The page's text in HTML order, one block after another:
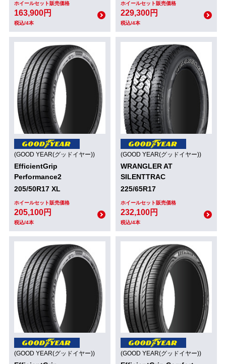
ホイールセット販売価格
163,900円
税込/4本
ホイールセット販売価格
229,300円
税込/4本
(GOOD YEAR(グッドイヤー))
EfficientGrip
Performance2
205/50R17 XL
ホイールセット販売価格
205,100円
税込/4本
(GOOD YEAR(グッドイヤー))
WRANGLER AT
SILENTTRAC
225/65R17
ホイールセット販売価格
232,100円
税込/4本
(GOOD YEAR(グッドイヤー)) (GOOD YEAR(グッドイヤー))